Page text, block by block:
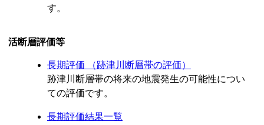
す。
断層評価等
長期評価 （跡津川断層帯の評価）
跡津川断層帯の将来の地震発生の可能性につい
ての評価です。
長期評価結果一覧